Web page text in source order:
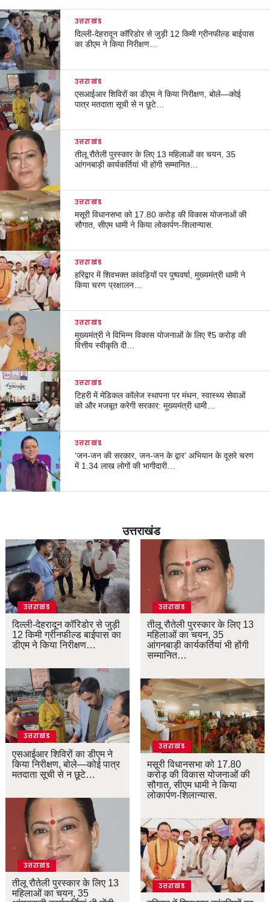
उत्तराखंड
दिल्ली-देहरादून कॉरिडोर से जुड़ी 12 किमी ग्रीनफील्ड बाईपास
का डीएम ने किया निरीक्षण…
उत्तराखंड
एसआईआर शिविरों का डीएम ने किया निरीक्षण, बोले—कोई
पात्र मतदाता सूची से न छूटे…
उत्तराखंड
तीलू रौतेली पुरस्कार के लिए 13 महिलाओं का चयन, 35
आंगनबाड़ी कार्यकर्तियां भी होंगी सम्मानित…
उत्तराखंड
मसूरी विधानसभा को 17.80 करोड़ की विकास योजनाओं की
सौगात, सीएम धामी ने किया लोकार्पण-शिलान्यास.
उत्तराखंड
हरिद्वार में शिवभक्त कांवड़ियों पर पुष्पवर्षा, मुख्यमंत्री धामी ने
किया चरण प्रक्षालन…
उत्तराखंड
मुख्यमंत्री ने विभिन्न विकास योजनाओं के लिए ₹5 करोड़ की
वित्तीय स्वीकृति दी…
उत्तराखंड
टिहरी में मेडिकल कॉलेज स्थापना पर मंथन, स्वास्थ्य सेवाओं
को और मजबूत करेगी सरकार: मुख्यमंत्री धामी…
उत्तराखंड
‘जन-जन की सरकार, जन-जन के द्वार’ अभियान के दूसरे चरण
में 1.34 लाख लोगों की भागीदारी…
उत्तराखंड
उत्तराखंड
दिल्ली-देहरादून कॉरिडोर से जुड़ी
12 किमी ग्रीनफील्ड बाईपास का
डीएम ने किया निरीक्षण…
उत्तराखंड
एसआईआर शिविरों का डीएम ने
किया निरीक्षण, बोले—कोई पात्र
मतदाता सूची से न छूटे…
उत्तराखंड
तीलू रौतेली पुरस्कार के लिए 13
महिलाओं का चयन, 35
उत्तराखंड
तीलू रौतेली पुरस्कार के लिए 13
महिलाओं का चयन, 35
आंगनबाड़ी कार्यकर्तियां भी होंगी
सम्मानित…
उत्तराखंड
मसूरी विधानसभा को 17.80
करोड़ की विकास योजनाओं की
सौगात, सीएम धामी ने किया
लोकार्पण-शिलान्यास.
उत्तराखंड